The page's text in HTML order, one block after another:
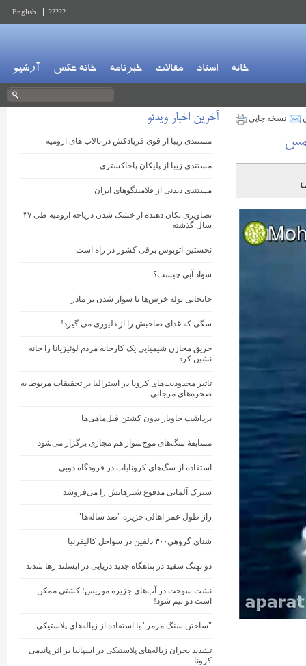
?????
English
خانه اسناد مقالات خبرنامه خانه عکس آرشیو
نسخه چاپی آخرین اخبار ویدئو
مستندی زیبا از قوی فریادکش در تالاب های ارومیه
مستندی زیبا از پلیکان پاخاکستری
مستندی دیدنی از فلامینگوهای ایران
تصاویری تکان دهنده از خشک شدن دریاچه ارومیه طی ۳۷
سال گذشته
نخستین اتوبوس برقی کشور در راه است
سواد آبی چیست؟
جابجایی توله خرس‌ها با سوار شدن بر مادر
سگی که غذای صاحبش را از دلیوری می گیرد!
حریق مخازن شیمیایی یک کارخانه مردم لوئیزیانا را خانه
نشین کرد
تاثیر محدودیت‌های کرونا در استرالیا بر تحقیقات مربوط به
صخره‌های مرجانی
برداشت خاویار بدون کشتن فیل‌ماهی‌ها
مسابقهٔ سگ‌های موج‌سوار هم مجازی برگزار می‌شود
استفاده از سگ‌های کرونایاب در فرودگاه دوبی
سیرک آلمانی مدفوع شیرهایش را می‌فروشد
راز طول عمر اهالی جزیره "صد ساله‌ها"
شنای گروهیِ۳۰۰ دلفین در سواحل کالیفرنیا
دو نهنگ‌ سفید در پناهگاه جدید دریایی در ایسلند رها شدند
نشت سوخت در آب‌های جزیره موریس؛ کشتی ممکن
است دو نیم شود!
"ساختن سنگ مرمر" با استفاده از زباله‌های پلاستیکی
تشدید بحران زباله‌های پلاستیکی در اسپانیا بر اثر پاندمی
کرونا